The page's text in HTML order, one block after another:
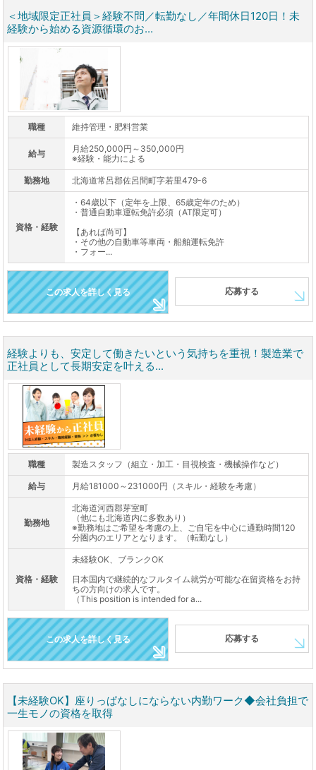
＜地域限定正社員＞経験不問／転勤なし／年間休日120日！未
経験から始める資源循環のお...
職種 維持管理・肥料営業
給与
月給250,000円～350,000円
※経験・能力による
勤務地 北海道常呂郡佐呂間町字若里479-6
資格・経験
・64歳以下（定年を上限、65歳定年のため）
・普通自動車運転免許必須（AT限定可）
【あれば尚可】
・その他の自動車等車両・船舶運転免許
・フォー...
この求人を詳しく見る 応募する
経験よりも、安定して働きたいという気持ちを重視！製造業で
正社員として長期安定を叶える...
職種 製造スタッフ（組立・加工・目視検査・機械操作など）
給与 月給181000～231000円（スキル・経験を考慮）
勤務地
北海道河西郡芽室町
（他にも北海道内に多数あり）
※勤務地はご希望を考慮の上、ご自宅を中心に通勤時間120
分圏内のエリアとなります。（転勤なし）
資格・経験
未経験OK、ブランクOK
日本国内で継続的なフルタイム就労が可能な在留資格をお持
ちの方向けの求人です。
（This position is intended for a...
この求人を詳しく見る 応募する
【未経験OK】座りっぱなしにならない内勤ワーク◆会社負担で
一生モノの資格を取得